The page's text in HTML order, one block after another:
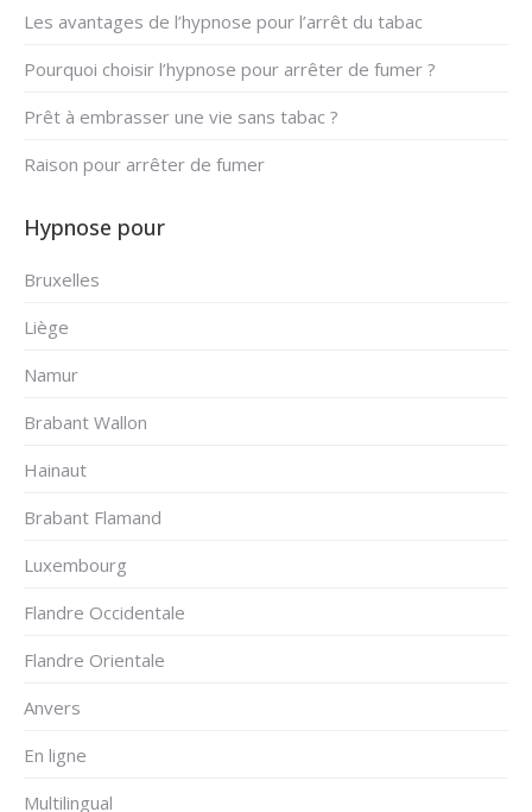
Les avantages de l’hypnose pour l’arrêt du tabac
Pourquoi choisir l’hypnose pour arrêter de fumer ?
Prêt à embrasser une vie sans tabac ?
Raison pour arrêter de fumer
Hypnose pour
Bruxelles
Liège
Namur
Brabant Wallon
Hainaut
Brabant Flamand
Luxembourg
Flandre Occidentale
Flandre Orientale
Anvers
En ligne
Multilingual